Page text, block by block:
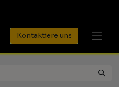
Kontaktiere uns